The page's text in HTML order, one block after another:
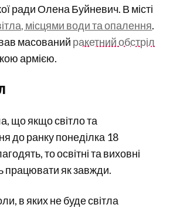
ради Олена Буйневич. В місті
місцями води та опалення.
масований ракетний обстріл
армією.
що якщо світло та
до ранку понеділка 18
то освітні та виховні
працювати як завжди.
в яких не буде світла